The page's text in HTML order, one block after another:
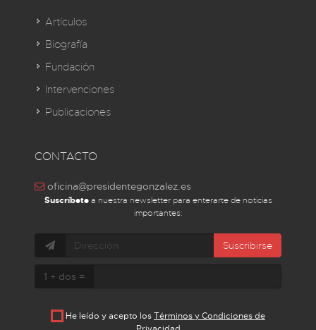
Artículos
Biografía
Fundación
Intervenciones
Publicaciones
CONTACTO
oficina@presidentegonzalez.es
Suscríbetea nuestra newsletter para enterarte de noticias
importantes:
Suscribirse
1 + dos =
He leído y acepto losTérminos y Condiciones de